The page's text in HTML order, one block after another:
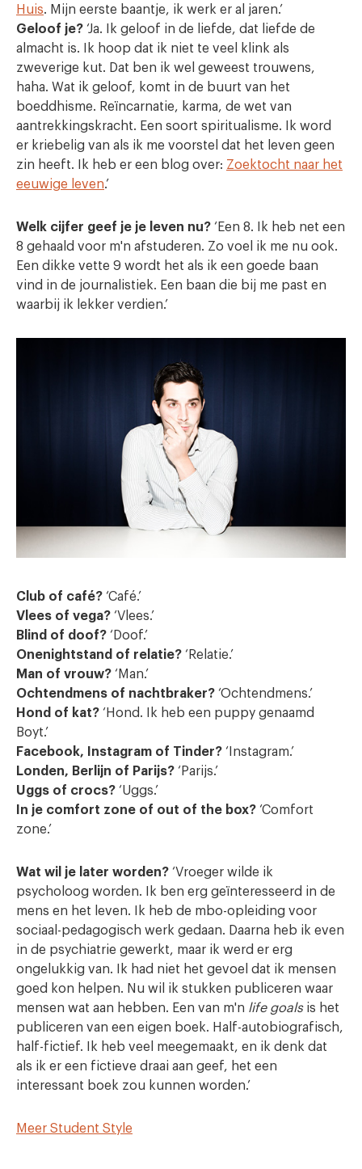
Huis. Mijn eerste baantje, ik werk er al jaren.’
Geloof je? ‘Ja. Ik geloof in de liefde, dat liefde de
almacht is. Ik hoop dat ik niet te veel klink als
zweverige kut. Dat ben ik wel geweest trouwens,
haha. Wat ik geloof, komt in de buurt van het
boeddhisme. Reïncarnatie, karma, de wet van
aantrekkingskracht. Een soort spiritualisme. Ik word
er kriebelig van als ik me voorstel dat het leven geen
zin heeft. Ik heb er een blog over: Zoektocht naar het
eeuwige leven.’
Welk cijfer geef je je leven nu? ‘Een 8. Ik heb net een
8 gehaald voor m'n afstuderen. Zo voel ik me nu ook.
Een dikke vette 9 wordt het als ik een goede baan
vind in de journalistiek. Een baan die bij me past en
waarbij ik lekker verdien.’
Club of café? ‘Café.’
Vlees of vega? ‘Vlees.’
Blind of doof? ‘Doof.’
Onenightstand of relatie? ‘Relatie.’
Man of vrouw? ‘Man.’
Ochtendmens of nachtbraker? ‘Ochtendmens.’
Hond of kat? ‘Hond. Ik heb een puppy genaamd
Boyt.’
Facebook, Instagram of Tinder? ‘Instagram.’
Londen, Berlijn of Parijs? ‘Parijs.’
Uggs of crocs? ‘Uggs.’
In je comfort zone of out of the box? ‘Comfort
zone.’
Wat wil je later worden? ‘Vroeger wilde ik
psycholoog worden. Ik ben erg geïnteresseerd in de
mens en het leven. Ik heb de mbo-opleiding voor
sociaal-pedagogisch werk gedaan. Daarna heb ik even
in de psychiatrie gewerkt, maar ik werd er erg
ongelukkig van. Ik had niet het gevoel dat ik mensen
goed kon helpen. Nu wil ik stukken publiceren waar
mensen wat aan hebben. Een van m'n life goalsis het
publiceren van een eigen boek. Half-autobiografisch,
half-fictief. Ik heb veel meegemaakt, en ik denk dat
als ik er een fictieve draai aan geef, het een
interessant boek zou kunnen worden.’
Meer Student Style